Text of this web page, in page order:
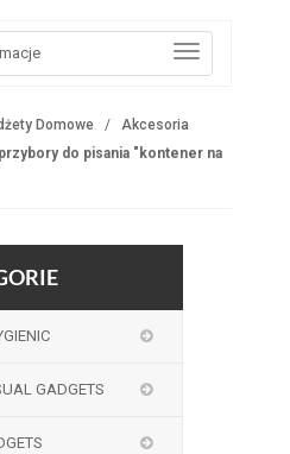
Domowe
Akcesoria
do pisania "kontener na
GADGETS